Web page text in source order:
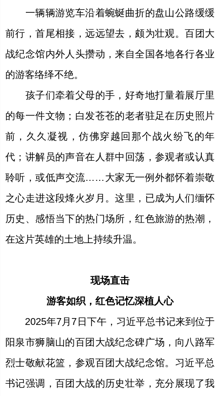
一辆辆游览车沿着蜿蜒曲折的盘山公路缓缓
前行，首尾相接，远远望去，颇为壮观。百团大
战纪念馆内外人头攒动，来自全国各地各行各业
的游客络绎不绝。
孩子们牵着父母的手，好奇地打量着展厅里
的每一件文物；白发苍苍的老者驻足在历史照片
前，久久凝视，仿佛穿越回那个战火纷飞的年
代；讲解员的声音在人群中回荡，参观者或认真
聆听，或低声交流……大家无一例外都怀着崇敬
之心走进这段烽火岁月。这里，已成为人们缅怀
历史、感悟当下的热门场所，红色旅游的热潮，
在这片英雄的土地上持续升温。
现场直击
游客如织，红色记忆深植人心
2025年7月7日下午，习近平总书记来到位于
阳泉市狮脑山的百团大战纪念碑广场，向八路军
烈士敬献花篮，参观百团大战纪念馆。习近平总
书记强调，百团大战的历史壮举，充分展现了我